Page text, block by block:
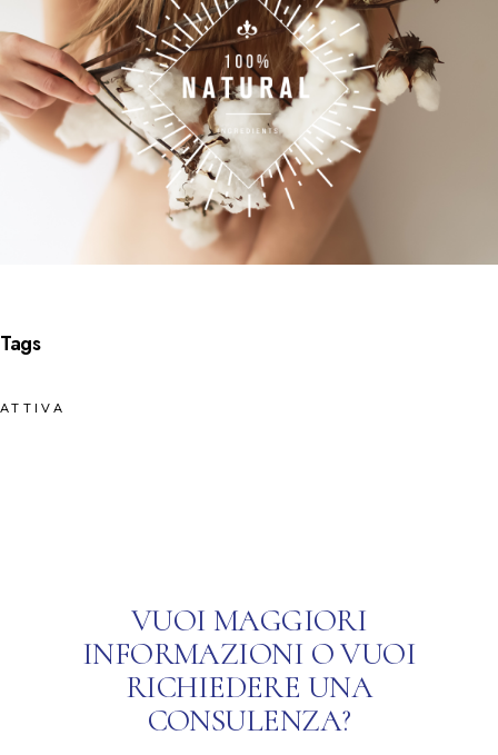
Tags
ATTIVA
VUOI MAGGIORI
INFORMAZIONI O VUOI
RICHIEDERE UNA
CONSULENZA?